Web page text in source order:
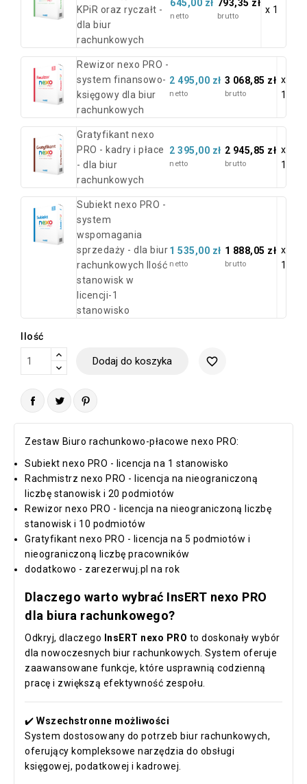
KPiR oraz ryczałt -
dla biur
rachunkowych
645,00 zł
netto
793,35 zł
brutto
x 1
Rewizor nexo PRO -
system finansowo-
księgowy dla biur
rachunkowych
2 495,00 zł
netto
3 068,85 zł
brutto
x
1
Gratyfikant nexo
PRO - kadry i płace
- dla biur
rachunkowych
2 395,00 zł
netto
2 945,85 zł
brutto
x
1
Subiekt nexo PRO -
system
wspomagania
sprzedaży - dla biur
rachunkowych Ilość
stanowisk w
licencji-1
stanowisko
1 535,00 zł
netto
1 888,05 zł
brutto
x
1
Ilość
Dodaj do koszyka favorite_border
Zestaw Biuro rachunkowo-płacowe nexo PRO:
Subiekt nexo PRO - licencja na 1 stanowisko
Rachmistrz nexo PRO - licencja na nieograniczoną
liczbę stanowisk i 20 podmiotów
Rewizor nexo PRO - licencja na nieograniczoną liczbę
stanowisk i 10 podmiotów
Gratyfikant nexo PRO - licencja na 5 podmiotów i
nieograniczoną liczbę pracowników
dodatkowo - zarezerwuj.pl na rok
Dlaczego warto wybrać InsERT nexo PRO
dla biura rachunkowego?
Odkryj, dlaczego InsERT nexo PRO to doskonały wybór
dla nowoczesnych biur rachunkowych. System oferuje
zaawansowane funkcje, które usprawnią codzienną
pracę i zwiększą efektywność zespołu.
✔️ Wszechstronne możliwości
System dostosowany do potrzeb biur rachunkowych,
oferujący kompleksowe narzędzia do obsługi
księgowej, podatkowej i kadrowej.